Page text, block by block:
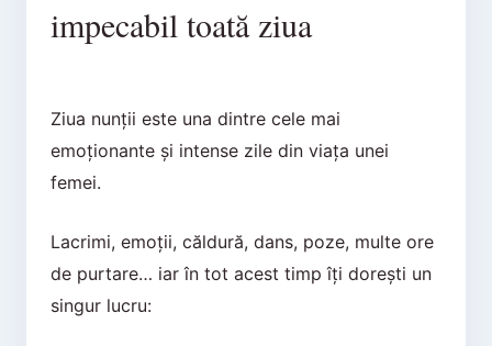
impecabil toată ziua
Ziua nunții este una dintre cele mai
emoționante și intense zile din viața unei
femei.
Lacrimi, emoții, căldură, dans, poze, multe ore
de purtare… iar în tot acest timp îți dorești un
singur lucru: